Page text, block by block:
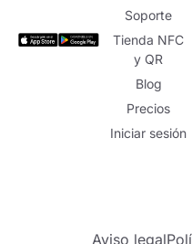
Soporte
Tienda NFC
y QR
Blog
Precios
Iniciar sesión
Aviso legal